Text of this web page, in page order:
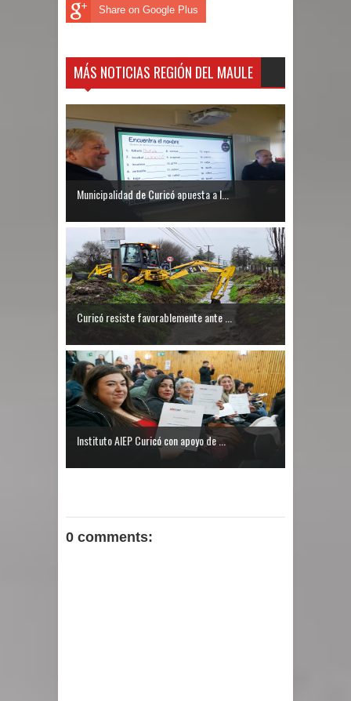
Share on Google Plus
MÁS NOTICIAS REGIÓN DEL MAULE
Municipalidad de Curicó apuesta a l...
Curicó resiste favorablemente ante ...
Instituto AIEP Curicó con apoyo de ...
0 comments: